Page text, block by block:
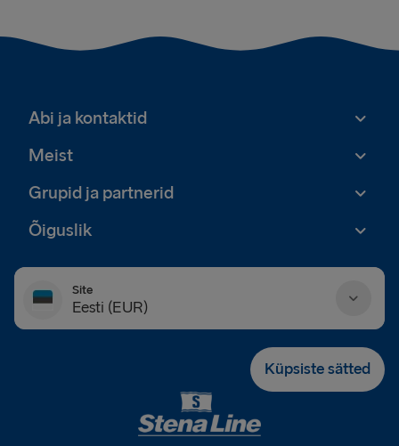
Abi ja kontaktid
Meist
Grupid ja partnerid
Õiguslik
Site
Eesti (EUR)
Küpsiste sätted